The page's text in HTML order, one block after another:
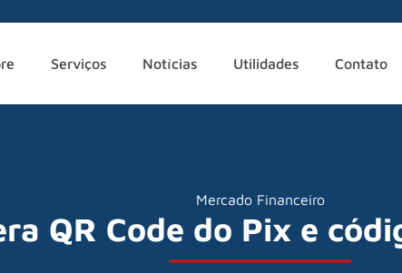
Serviços Notícias Utilidades Contato
Mercado Financeiro
QR Code do Pix e